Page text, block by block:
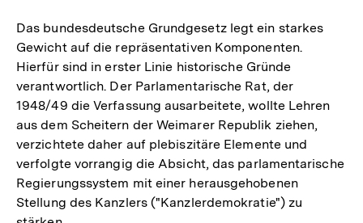
Das bundesdeutsche Grundgesetz legt ein starkes
Gewicht auf die repräsentativen Komponenten.
Hierfür sind in erster Linie historische Gründe
verantwortlich. Der Parlamentarische Rat, der
1948/49 die Verfassung ausarbeitete, wollte Lehren
aus dem Scheitern der Weimarer Republik ziehen,
verzichtete daher auf plebiszitäre Elemente und
verfolgte vorrangig die Absicht, das parlamentarische
Regierungssystem mit einer herausgehobenen
Stellung des Kanzlers ("Kanzlerdemokratie") zu